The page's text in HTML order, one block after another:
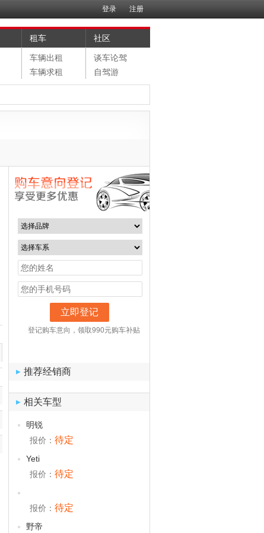
登录 注册
租车
车辆出租
车辆求租
社区
谈车论驾
自驾游
立即登记
登记购车意向，领取990元购车补贴
▶ 推荐经销商
▶ 相关车型
明锐
报价： 待定
Yeti
报价： 待定
报价： 待定
野帝